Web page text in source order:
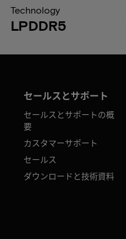
Technology
LPDDR5
セールスとサポート
セールスとサポートの概
要
カスタマーサポート
セールス
ダウンロードと技術資料